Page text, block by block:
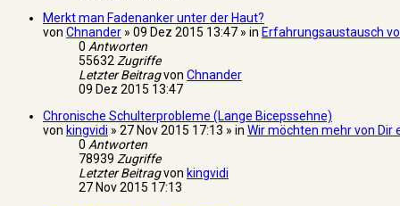
Merkt man Fadenanker unter der Haut?
von Chnander » 09 Dez 2015 13:47 » in Erfahrungsaustausch
0 Antworten
55632Zugriffe
Letzter Beitragvon Chnander
09 Dez 2015 13:47
Chronische Schulterprobleme (Lange Bicepssehne)
von kingvidi » 27 Nov 2015 17:13 » in Wir möchten mehr von Dir
0 Antworten
78939 Zugriffe
Letzter Beitragvon kingvidi
27 Nov 2015 17:13